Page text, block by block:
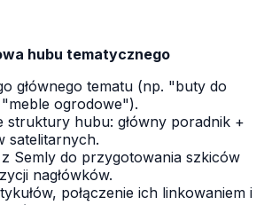
hubu tematycznego
głównego tematu (np. "buty do
ogrodowe").
struktury hubu: główny poradnik +
satelitarnych.
Semly do przygotowania szkiców
nagłówków.
połączenie ich linkowaniem i